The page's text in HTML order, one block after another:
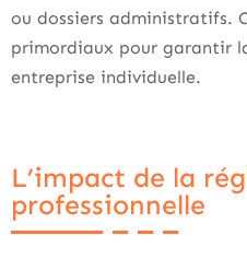
ou dossiers administratifs.
primordiaux pour garantir
entreprise individuelle.
L’impact de la
professionnelle